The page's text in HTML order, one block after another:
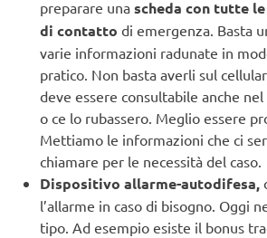
preparare una scheda con tutte
di contatto di emergenza. Basta
varie informazioni radunate in
pratico. Non basta averli sul
deve essere consultabile anche nel
o ce lo rubassero. Meglio essere
Mettiamo le informazioni che ci
chiamare per le necessità del caso.
Dispositivo allarme-autodifesa,
l’allarme in caso di bisogno. Oggi
tipo. Ad esempio esiste il bonus